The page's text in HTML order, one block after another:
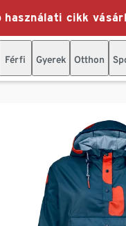
használati cikk
Férfi Gyerek Otthon